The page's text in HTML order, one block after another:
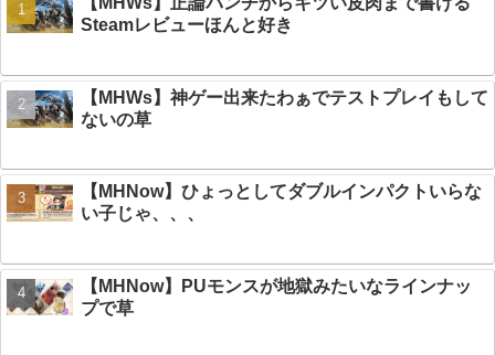
Steamレビューほんと好き
【MHWs】神ゲー出来たわぁでテストプレイもして
ないの草
【MHNow】ひょっとしてダブルインパクトいらな
い子じゃ、、、
【MHNow】PUモンスが地獄みたいなラインナッ
プで草